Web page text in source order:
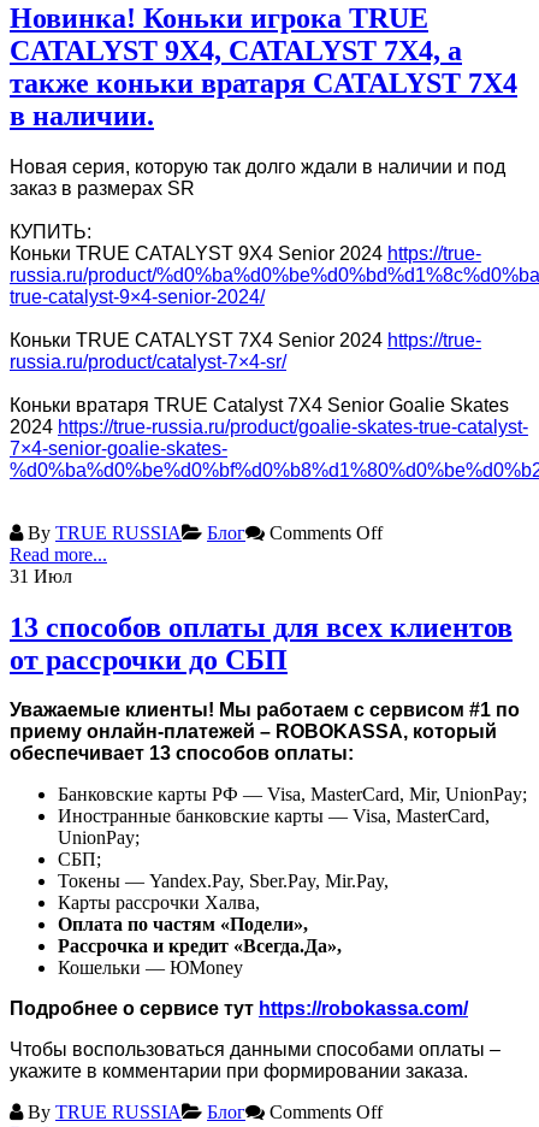
Новинка! Коньки игрока TRUE
CATALYST 9X4, CATALYST 7X4, а
также коньки вратаря CATALYST 7X4
в наличии.
Новая серия, которую так долго ждали в наличии и под
заказ в размерах SR
КУПИТЬ:
Коньки TRUE CATALYST 9X4 Senior 2024 https://true-
russia.ru/product/
true-catalyst-9×4-senior-2024/
Коньки TRUE CATALYST 7X4 Senior 2024 https://true-
russia.ru/product/catalyst-7×4-sr/
Коньки вратаря TRUE Catalyst 7X4 Senior Goalie Skates
2024 https://true-russia.ru/product/goalie-skates-true-catalyst-
7×4-senior-goalie-skates-
By TRUE RUSSIA Блог
Comments Off
Read more...
31 Июл
13 способов оплаты для всех клиентов
от рассрочки до СБП
Уважаемые клиенты! Мы работаем с сервисом #1 по
приему онлайн-платежей – ROBOKASSA, который
обеспечивает 13 способов оплаты:
Банковские карты РФ — Visa, MasterCard, Mir, UnionPay;
Иностранные банковские карты — Visa, MasterCard,
UnionPay;
СБП;
Токены — Yandex.Pay, Sber.Pay, Mir.Pay,
Карты рассрочки Халва,
Оплата по частям «Подели»,
Рассрочка и кредит «Всегда.Да»,
Кошельки — ЮMoney
Подробнее о сервисе тут https://robokassa.com/
Чтобы воспользоваться данными способами оплаты –
укажите в комментарии при формировании заказа.
By TRUE RUSSIA Блог
Comments Off